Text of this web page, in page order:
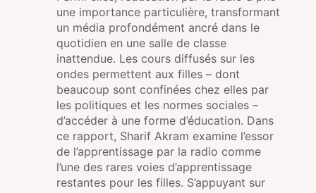
une importance particulière, transformant
un média profondément ancré dans le
quotidien en une salle de classe
inattendue. Les cours diffusés sur les
ondes permettent aux filles – dont
beaucoup sont confinées chez elles par
les politiques et les normes sociales –
d’accéder à une forme d’éducation. Dans
ce rapport, Sharif Akram examine l’essor
de l’apprentissage par la radio comme
l’une des rares voies d’apprentissage
restantes pour les filles. S’appuyant sur